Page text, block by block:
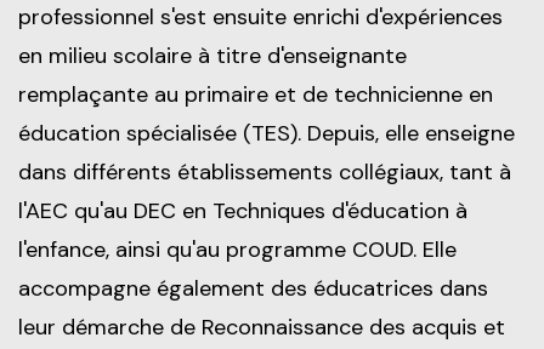
professionnel s'est ensuite enrichi d'expériences
en milieu scolaire à titre d'enseignante
remplaçante au primaire et de technicienne en
éducation spécialisée (TES). Depuis, elle enseigne
dans différents établissements collégiaux, tant à
l'AEC qu'au DEC en Techniques d'éducation à
l'enfance, ainsi qu'au programme COUD. Elle
accompagne également des éducatrices dans
leur démarche de Reconnaissance des acquis et